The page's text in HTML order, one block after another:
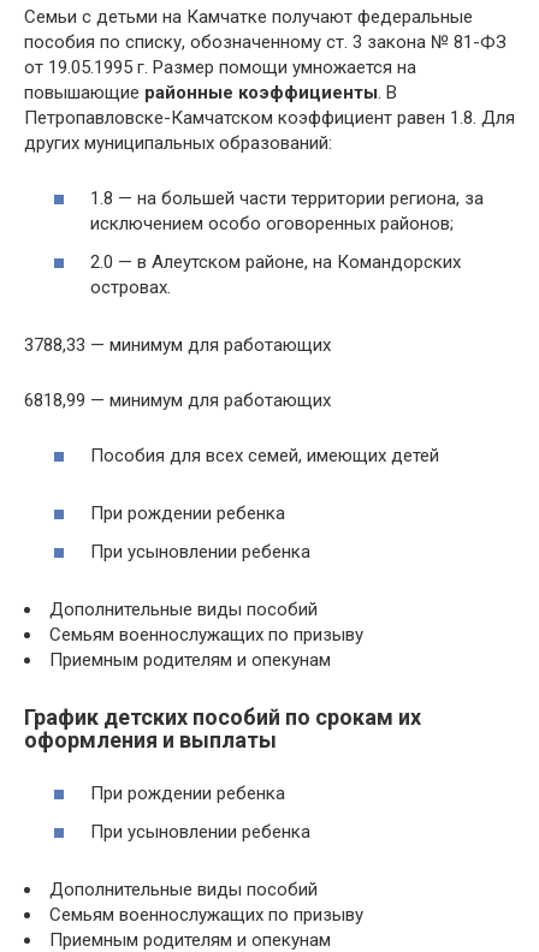
Семьи с детьми на Камчатке получают федеральные
пособия по списку, обозначенному ст. 3 закона № 81-ФЗ
от 19.05.1995 г. Размер помощи умножается на
повышающие районные коэффициенты. В
Петропавловске-Камчатском коэффициент равен 1.8. Для
других муниципальных образований:
1.8 — на большей части территории региона, за
исключением особо оговоренных районов;
2.0 — в Алеутском районе, на Командорских
островах.
3788,33 — минимум для работающих
6818,99 — минимум для работающих
Пособия для всех семей, имеющих детей
При рождении ребенка
При усыновлении ребенка
Дополнительные виды пособий
Семьям военнослужащих по призыву
Приемным родителям и опекунам
График детских пособий по срокам их
оформления и выплаты
При рождении ребенка
При усыновлении ребенка
Дополнительные виды пособий
Семьям военнослужащих по призыву
Приемным родителям и опекунам